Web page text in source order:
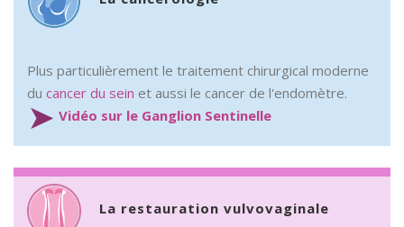
Plus particulièrement le traitement chirurgical moderne
du cancer du sein et aussi le cancer de l'endomètre.
➤ Vidéo sur le Ganglion Sentinelle
La restauration vulvovaginale